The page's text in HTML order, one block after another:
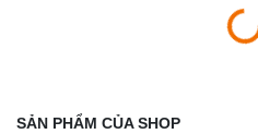
SẢN PHẨM CỦA SHOP